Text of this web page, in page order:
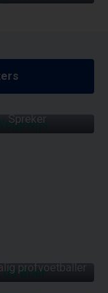
Spreker
profvoetballer